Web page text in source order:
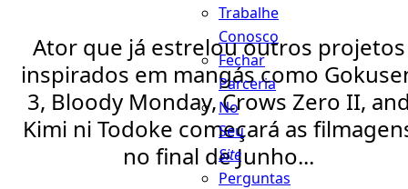
Trabalhe
Conosco
Fechar
Parceria
No
Seu
Site
Perguntas
Ator que já estrelou outros projetos
inspirados em mangás como
3, Bloody Monday, Crows Zero II,
Kimi ni Todoke começará as
no final de Junho...